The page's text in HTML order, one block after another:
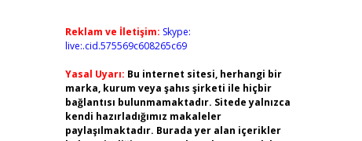
Reklam ve İletişim: Skype:
live:.cid.575569c608265c69
Yasal Uyarı: Bu internet sitesi, herhangi bir
marka, kurum veya şahıs şirketi ile hiçbir
bağlantısı bulunmamaktadır. Sitede yalnızca
kendi hazırladığımız makaleler
paylaşılmaktadır. Burada yer alan içerikler